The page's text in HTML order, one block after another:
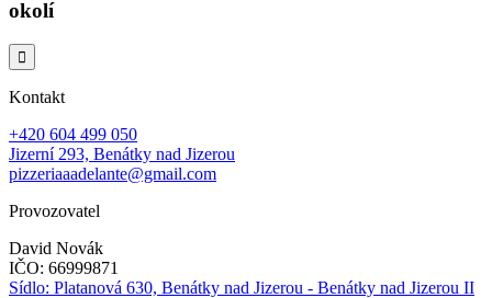
okolí

Kontakt
+420 604 499 050
Jizerní 293, Benátky nad Jizerou
pizzeriaaadelante@gmail.com
Provozovatel
David Novák
IČO: 66999871
Sídlo: Platanová 630, Benátky nad Jizerou - Benátky nad Jizerou II